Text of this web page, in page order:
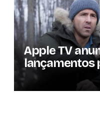
Apple TV
lançamentos
conheça as